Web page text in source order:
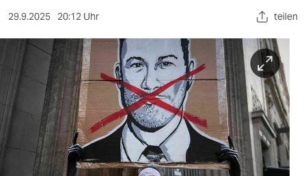
sport
berlin
nord
wahrheit
verlag
verlag
29.9.2025 20:12 Uhr teilen